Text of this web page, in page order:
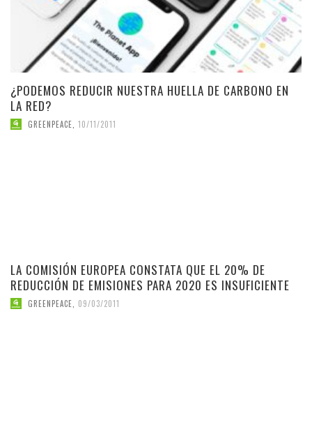
¿PODEMOS REDUCIR NUESTRA HUELLA DE CARBONO EN
LA RED?
GREENPEACE 10/11/2011
LA COMISIÓN EUROPEA CONSTATA QUE EL 20% DE
REDUCCIÓN DE EMISIONES PARA 2020 ES INSUFICIENTE
GREENPEACE 09/03/2011